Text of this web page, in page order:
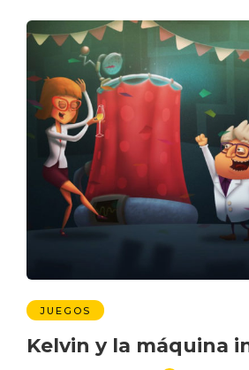
JUEGOS
Kelvin y la máquina